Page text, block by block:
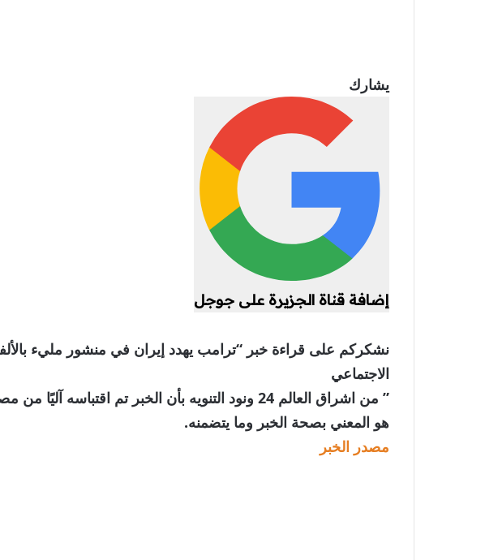
يشارك
إضافة قناة الجزيرة على جوجل
نشكركم على قراءة خبر “ترامب يهدد إيران في منشور مليء
الاجتماعي
” من اشراق العالم 24 ونود التنويه بأن الخبر تم
هو المعني بصحة الخبر وما يتضمنه.
مصدر الخبر